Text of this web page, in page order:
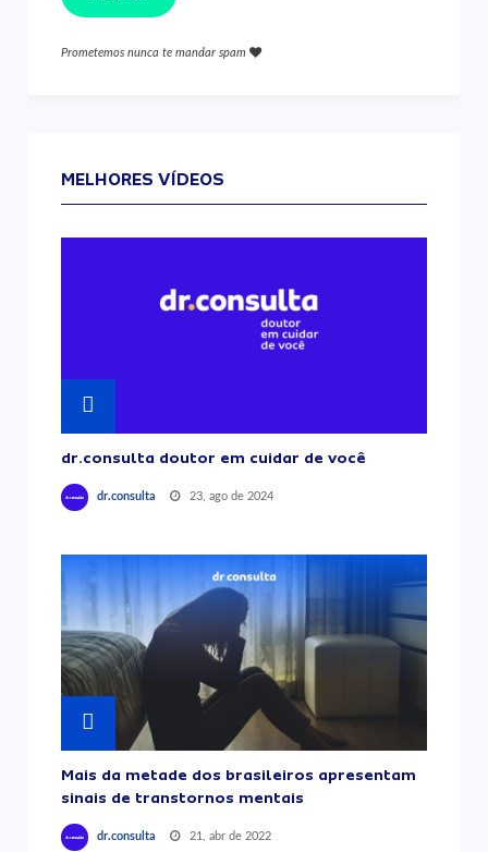
Prometemos nunca te mandar spam
MELHORES VÍDEOS
dr.consulta doutor em cuidar de você
dr.consulta 23, ago de 2024
Mais da metade dos brasileiros apresentam
sinais de transtornos mentais
dr.consulta 21, abr de 2022